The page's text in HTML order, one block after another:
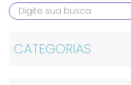
CATEGORIAS